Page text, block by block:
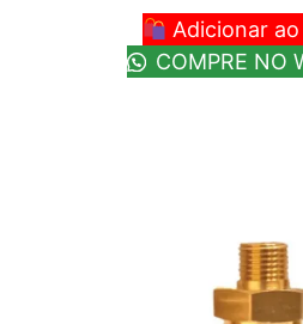
Adicionar
COMPRE NO